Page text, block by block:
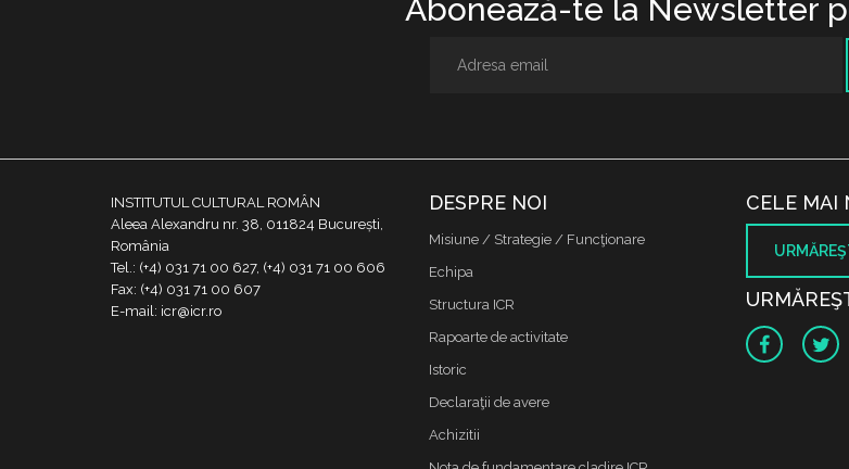
Abonează-te la Newsletter
INSTITUTUL CULTURAL ROMÂN
Aleea Alexandru nr. 38, 011824 București,
România
Tel.: (+4) 031 71 00 627, (+4) 031 71 00 606
Fax: (+4) 031 71 00 607
E-mail: icr@icr.ro
DESPRE NOI
Misiune / Strategie / Funcţionare
Echipa
Structura ICR
Rapoarte de activitate
Istoric
Declaraţii de avere
Achizitii
CELE MAI